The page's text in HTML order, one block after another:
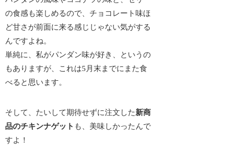
の食感も楽しめるので、チョコレート味ほ
ど甘さが前面に来る感じじゃない気がする
んですよね。
単純に、私がパンダン味が好き、というの
もありますが、これは5月末までにまた食
べると思います。
そして、たいして期待せずに注文した新商
品のチキンナゲット も、美味しかったんで
すよ！